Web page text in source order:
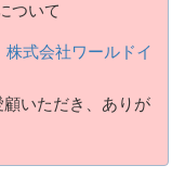
ついて
株式会社ワールドイ
いただき、ありが